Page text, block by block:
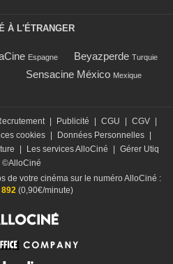
À L'ÉTRANGER
Espagne Beyazperde Turquie
Sensacine México Mexique
Publicité CGU CGV
cookies Données Personnelles
Les services AlloCiné
Gérer Utiq
©AlloCiné
de votre cinéma sur le numéro AlloCiné :
(0,90€/minute)